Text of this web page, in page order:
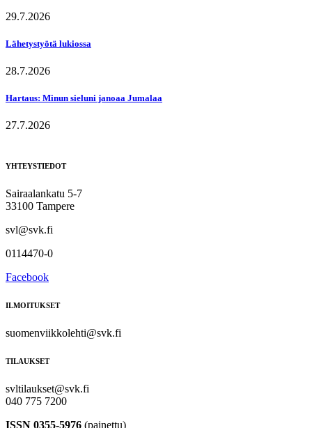
29.7.2026
Lähetystyötä lukiossa
28.7.2026
Hartaus: Minun sieluni janoaa Jumalaa
27.7.2026
YHTEYSTIEDOT
Sairaalankatu 5-7
33100 Tampere
svl@svk.fi
0114470-0
Facebook
ILMOITUKSET
suomenviikkolehti@svk.fi
TILAUKSET
svltilaukset@svk.fi
040 775 7200
ISSN 0355-5976 (painettu)